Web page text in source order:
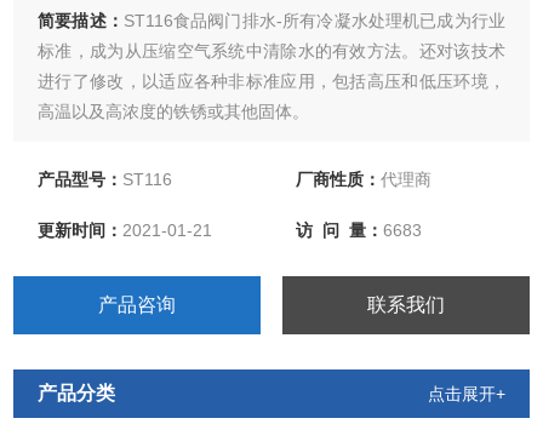
简要描述： ST116食品阀门排水-所有冷凝水处理机已成为行业
标准，成为从压缩空气系统中清除水的有效方法。还对该技术
进行了修改，以适应各种非标准应用，包括高压和低压环境，
高温以及高浓度的铁锈或其他固体。
产品型号： ST116 厂商性质： 代理商
更新时间： 2021-01-21 访 问 量： 6683
产品咨询 联系我们
产品分类 点击展开+